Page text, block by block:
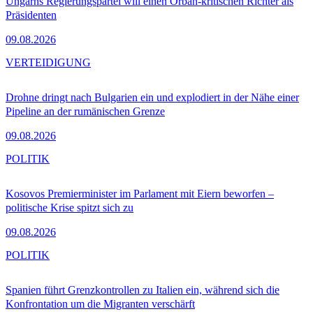
Präsidenten
09.08.2026
Drohne dringt nach Bulgarien ein und explodiert in der Nähe einer
Pipeline an der rumänischen Grenze
09.08.2026
VERTEIDIGUNG
Kosovos Premierminister im Parlament mit Eiern beworfen –
politische Krise spitzt sich zu
09.08.2026
POLITIK
Spanien führt Grenzkontrollen zu Italien ein, während sich die
Konfrontation um die Migranten verschärft
POLITIK